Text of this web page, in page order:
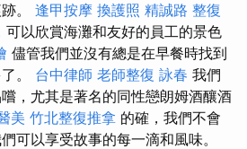
。 逢甲按摩 換護照 精誠路 整復
可以欣賞海灘和友好的員工的景色
儘管我們並沒有總是在早餐時找到
。 台中律師 老師整復 詠春 我們
，尤其是著名的同性戀朗姆酒釀酒
美 竹北整復推拿 的確，我們不會
可以享受故事的每一滴和風味。